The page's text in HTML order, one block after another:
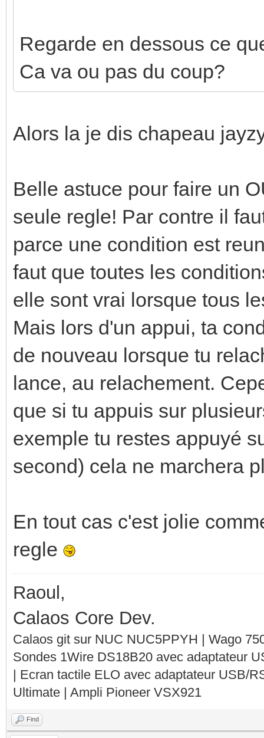
Regarde en dessous ce
Ca va ou pas du coup?
Alors la je dis chapeau
Belle astuce pour faire un
seule regle! Par contre il
parce une condition est
faut que toutes les
elle sont vrai lorsque tous
Mais lors d'un appui, ta
de nouveau lorsque tu
lance, au relachement.
que si tu appuis sur
exemple tu restes appuyé
second) cela ne marchera
En tout cas c'est jolie
regle
Raoul,
Calaos Core Dev.
Calaos git sur NUC NUC5PPYH | Wago
Sondes 1Wire DS18B20 avec adaptateur
| Ecran tactile ELO avec adaptateur USB/
Ultimate | Ampli Pioneer VSX921
Find